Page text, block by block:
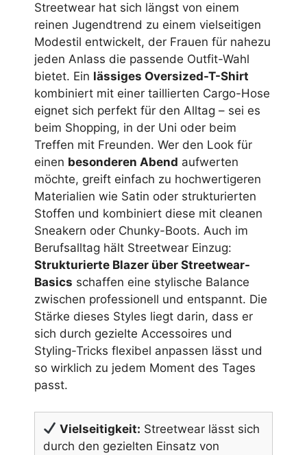
Streetwear hat sich längst von einem
reinen Jugendtrend zu einem vielseitigen
Modestil entwickelt, der Frauen für nahezu
jeden Anlass die passende Outfit-Wahl
bietet. Ein lässiges Oversized-T-Shirt
kombiniert mit einer taillierten Cargo-Hose
eignet sich perfekt für den Alltag – sei es
beim Shopping, in der Uni oder beim
Treffen mit Freunden. Wer den Look für
einen besonderen Abend aufwerten
möchte, greift einfach zu hochwertigeren
Materialien wie Satin oder strukturierten
Stoffen und kombiniert diese mit cleanen
Sneakern oder Chunky-Boots. Auch im
Berufsalltag hält Streetwear Einzug:
Strukturierte Blazer über Streetwear-
Basics schaffen eine stylische Balance
zwischen professionell und entspannt. Die
Stärke dieses Styles liegt darin, dass er
sich durch gezielte Accessoires und
Styling-Tricks flexibel anpassen lässt und
so wirklich zu jedem Moment des Tages
passt.
Vielseitigkeit: Streetwear lässt sich
durch den gezielten Einsatz von